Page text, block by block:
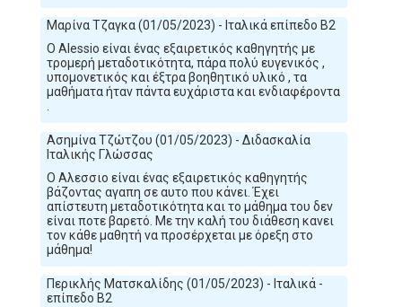
Μαρίνα Τζαγκα (01/05/2023) - Ιταλικά επίπεδο B2
Ο Alessio είναι ένας εξαιρετικός καθηγητής με
τρομερή μεταδοτικότητα, πάρα πολύ ευγενικός ,
υπομονετικός και έξτρα βοηθητικό υλικό , τα
μαθήματα ήταν πάντα ευχάριστα και ενδιαφέροντα
Ασημίνα Τζώτζου (01/05/2023) - Διδασκαλία
Ιταλικής Γλώσσας
Ο Αλεσσιο είναι ένας εξαιρετικός καθηγητής
βάζοντας αγαπη σε αυτο που κάνει. Έχει
απίστευτη μεταδοτικότητα και το μάθημα του δεν
είναι ποτε βαρετό. Με την καλή του διάθεση κανει
τον κάθε μαθητή να προσέρχεται με όρεξη στο
μάθημα!
Περικλής Ματσκαλίδης (01/05/2023) - Ιταλικά -
επίπεδο Β2